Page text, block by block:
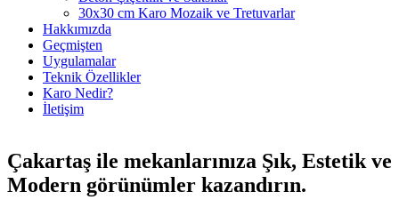
30x30 cm Karo Mozaik ve Tretuvarlar
Hakkımızda
Geçmişten
Uygulamalar
Teknik Özellikler
Karo Nedir?
İletişim
Çakartaş ile mekanlarınıza Şık, Estetik ve
Modern görünümler kazandırın.